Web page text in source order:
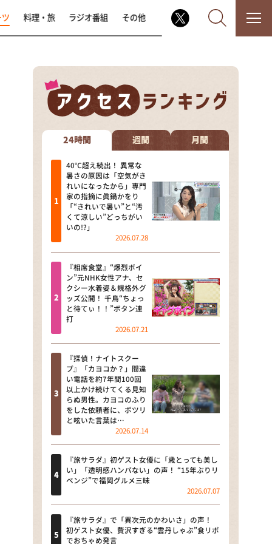
なるみ・岡村の過ぎるTV
相席食堂
これ余談なんですけど・・・
～人生密着トークバラエティ！
～ やすとものいたって真剣です
探偵！ナイトスクープ
news おかえり
河合＆A.B.C-Z塚田×福井アナ
「なんでやねん！？」（news お
かえり）
DAIGOも台所 ～きょうの献立 何
にする？～
本日はダイアンなり！シーズン２
朝だ！生です旅サラダ
教えて！ニュースライブ 正義の
ミカタ
ＬＩＦＥ～夢のカタチ～
新婚さんいらっしゃい！
ザキ山小屋本館
料理・旅 ラジオ番組 その他
24時間 週間 月間
40℃超え続出！ 異常な
暑さの原因は「空気がき
れいになったから」専門
家の指摘に眞鍋かをり
「“きれいで暑い”と“汚
くて涼しい”どっちがい
いの!?」
2026.07.28
『相席食堂』“爆烈ボイ
ン”元NHK女性アナ、セ
クシー水着姿＆規格外グ
ッズ公開！ 千鳥“ちょっ
と待てぃ！！”ボタン連
打
2026.07.21
『探偵！ナイトスクー
プ』「カヨコか？」間違
い電話を約7年間100回
以上かけ続けてくる見知
らぬ男性。カヨコのふり
をした依頼者に、ポツリ
と呟いた言葉は…
2026.07.14
『旅サラダ』初ゲスト女優に「歳とっても美し
い」「透明感ハンパない」の声！ “15年ぶりリ
ベンジ”で福岡グルメ三昧
2026.07.07
『旅サラダ』で「異次元のかわいさ」の声！
初ゲスト女優、贅沢すぎる“雲丹しゃぶ”食リポ
でおちゃめ発言